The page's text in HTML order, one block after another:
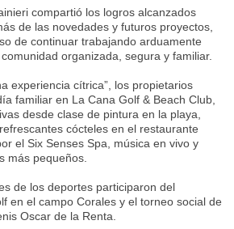
compartió los logros alcanzados
de las novedades y futuros proyectos,
de continuar trabajando arduamente
organizada, segura y familiar.
experiencia cítrica”, los propietarios
familiar en La Cana Golf & Beach Club,
desde clase de pintura en la playa,
cócteles en el restaurante
el Six Senses Spa, música en vivo y
más pequeños.
de los deportes participaron del
en el campo Corales y el torneo social de
Oscar de la Renta.